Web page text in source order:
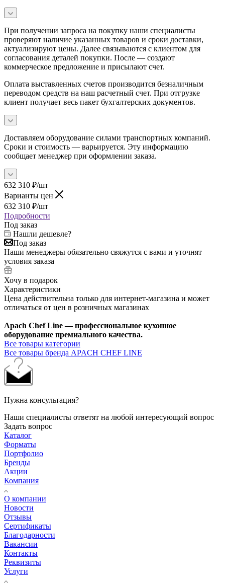
При получении запроса на покупку наши специалисты
проверяют наличие указанных товаров и сроки доставки,
актуализируют цены. Далее связываются с клиентом для
согласования деталей покупки. После — создают
коммерческое предложение и присылают счет.
Оплата выставленных счетов производится безналичным
переводом средств на наш расчетный счет. При отгрузке
клиент получает весь пакет бухгалтерских документов.
Доставляем оборудование силами транспортных компаний.
Сроки и стоимость — варьируется. Эту информацию
сообщает менеджер при оформлении заказа.
632 310 ₽/шт
Варианты цен
632 310 ₽/шт
Подробности
Под заказ
Нашли дешевле?
Под заказ
Наши менеджеры обязательно свяжутся с вами и уточнят
условия заказа
Хочу в подарок
Характеристики
Цена действительна только для интернет-магазина и может
отличаться от цен в розничных магазинах
Apach Chef Line — профессиональное кухонное
оборудование премиального качества.
Все товары категории
Все товары бренда APACH CHEF LINE
Нужна консультация?
Наши специалисты ответят на любой интересующий вопрос
Задать вопрос
Каталог
Форматы
Портфолио
Бренды
Акции
Компания
О компании
Новости
Отзывы
Сертификаты
Благодарности
Вакансии
Контакты
Реквизиты
Услуги